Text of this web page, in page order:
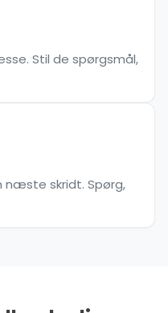
Stil de spørgsmål,
skridt. Spørg,